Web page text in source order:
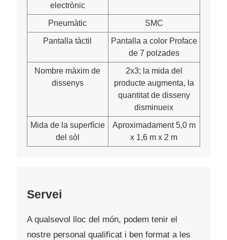
electrònic
Pneumàtic SMC
Pantalla tàctil
Pantalla a color Proface
de 7 polzades
Nombre màxim de
dissenys
2x3; la mida del
producte augmenta, la
quantitat de disseny
disminueix
Mida de la superfície
del sòl
Aproximadament 5,0 m
x 1,6 m x 2 m
Servei
A qualsevol lloc del món, podem tenir el
nostre personal qualificat i ben format a les